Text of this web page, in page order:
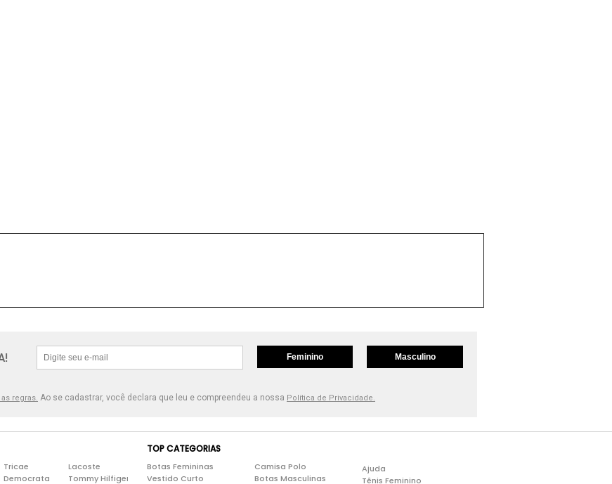
Feminino Masculino
regras. Ao se cadastrar, você declara que leu e compreendeu a nossa Política de Privacidade.
Tricae
Democrata
Lacoste
Tommy Hilfiger
TOP CATEGORIAS
Botas Femininas
Vestido Curto
Camisa Polo
Botas Masculinas
Ajuda
Tênis Feminino